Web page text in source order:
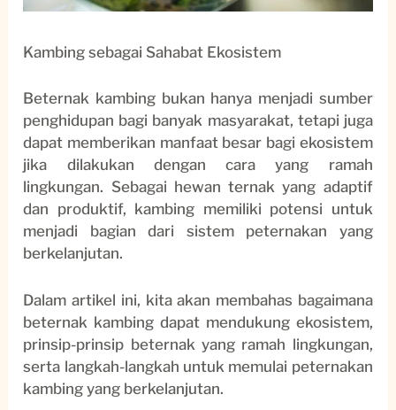
Kambing sebagai Sahabat Ekosistem
Beternak kambing bukan hanya menjadi sumber
penghidupan bagi banyak masyarakat, tetapi juga
dapat memberikan manfaat besar bagi ekosistem
jika dilakukan dengan cara yang ramah
lingkungan. Sebagai hewan ternak yang adaptif
dan produktif, kambing memiliki potensi untuk
menjadi bagian dari sistem peternakan yang
berkelanjutan.
Dalam artikel ini, kita akan membahas bagaimana
beternak kambing dapat mendukung ekosistem,
prinsip-prinsip beternak yang ramah lingkungan,
serta langkah-langkah untuk memulai peternakan
kambing yang berkelanjutan.